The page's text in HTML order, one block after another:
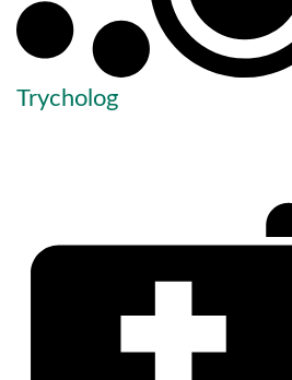
Trycholog